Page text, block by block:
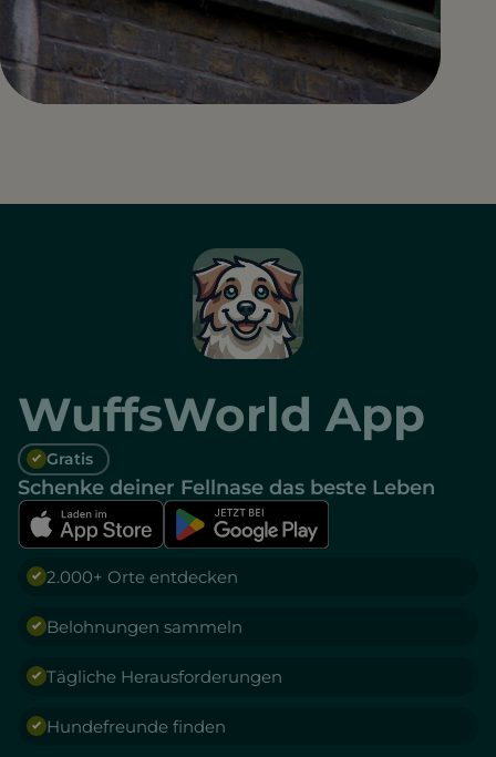
WuffsWorld App
Gratis
Schenke deiner Fellnase das beste Leben
2.000+ Orte entdecken
Belohnungen sammeln
Tägliche Herausforderungen
Hundefreunde finden